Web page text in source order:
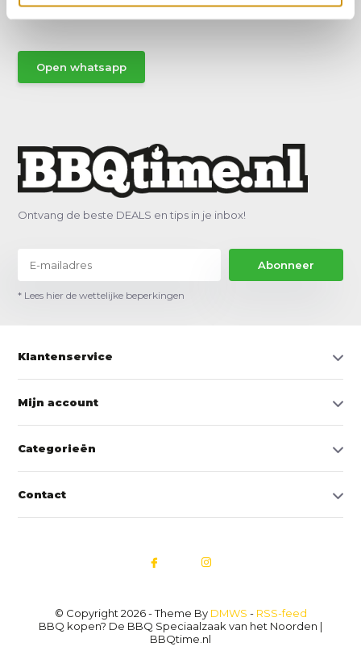
Stuur gemakkelijk een Whatsapp.
Open whatsapp
Ontvang de beste DEALS en tips in je inbox!
Abonneer
* Lees hier de wettelijke beperkingen
Klantenservice
Mijn account
Categorieën
Contact
© Copyright 2026 - Theme By DMWS - RSS-feed
BBQ kopen? De BBQ Speciaalzaak van het Noorden |
BBQtime.nl